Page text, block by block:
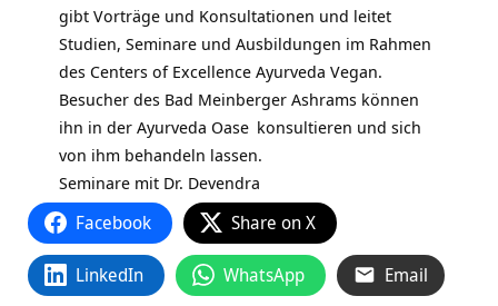
gibt Vorträge und Konsultationen und leitet
Studien, Seminare und Ausbildungen im Rahmen
des Centers of Excellence Ayurveda Vegan.
Besucher des Bad Meinberger Ashrams können
ihn in der Ayurveda Oase konsultieren und sich
von ihm behandeln lassen.
Seminare mit Dr. Devendra
Facebook Share on X
LinkedIn WhatsApp Email